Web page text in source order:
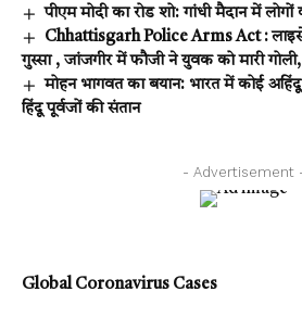
पीएम मोदी का रोड शो: गांधी मैदान में लोगों
Chhattisgarh Police Arms Act :
गुस्सा , जांजगीर में फौजी ने युवक को मारी
मोहन भागवत का बयान: भारत में कोई
हिंदू पूर्वजों की संतान
- Advertisement
Global Coronavirus Cases